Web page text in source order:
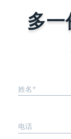
多一
姓名*
电话